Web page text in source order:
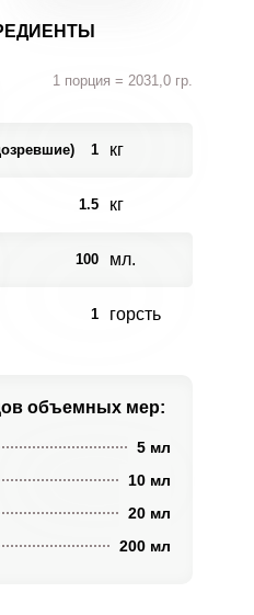
1 порция = 2031,0 гр.
1 кг
1.5 кг
100 мл.
1 горсть
объемных мер:
5 мл
10 мл
20 мл
200 мл